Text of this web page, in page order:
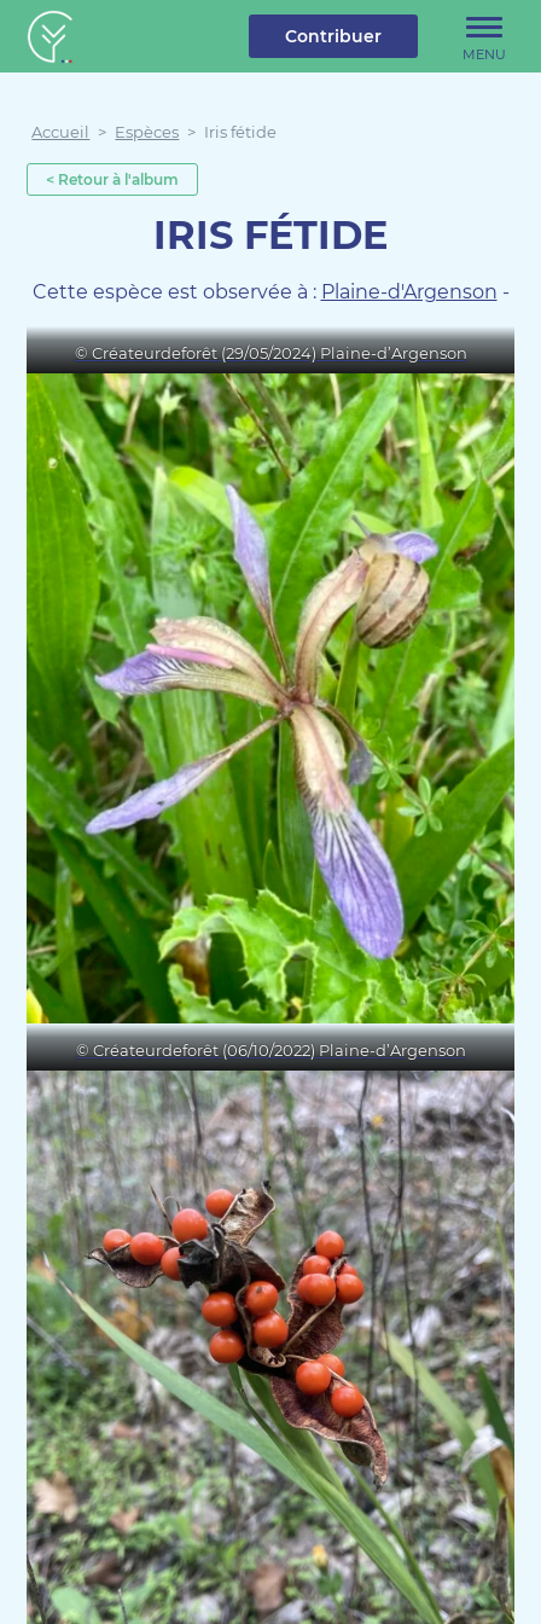
Créateur de forêt
MENU
Contribuer
Accueil > Espèces > Iris fétide
< Retour à l'album
IRIS FÉTIDE
Cette espèce est observée à : Plaine-d'Argenson -
© Créateurdeforêt (29/05/2024) Plaine-d’Argenson
© Créateurdeforêt (06/10/2022) Plaine-d’Argenson